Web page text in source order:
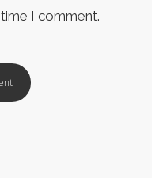
I comment.